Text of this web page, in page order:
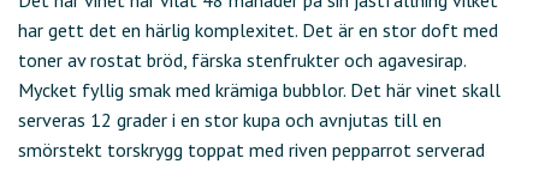
har gett det en härlig komplexitet. Det är en stor doft med
toner av rostat bröd, färska stenfrukter och agavesirap.
Mycket fyllig smak med krämiga bubblor. Det här vinet skall
serveras 12 grader i en stor kupa och avnjutas till en
smörstekt torskrygg toppat med riven pepparrot serverad